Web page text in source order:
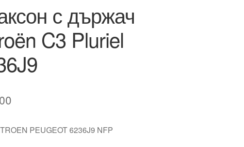
с държач
C3 Pluriel
PEUGEOT 6236J9 NFP